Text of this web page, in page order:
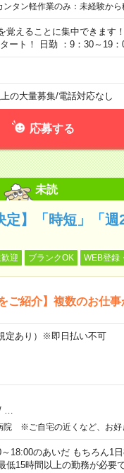
タン軽作業のみ：未経験から
覚えることに集中できます
ート！ 日勤 ：9：30～19
の大量募集/電話対応なし
応募する
未読
】「時短」「
迎 ブランクOK WEB登録
ご紹介】複数のお仕
定あり）※即日払い不可
院 ※ご自宅の近くなど、お好
18:00のあいだ もちろん1
15時間以上の勤務が必要